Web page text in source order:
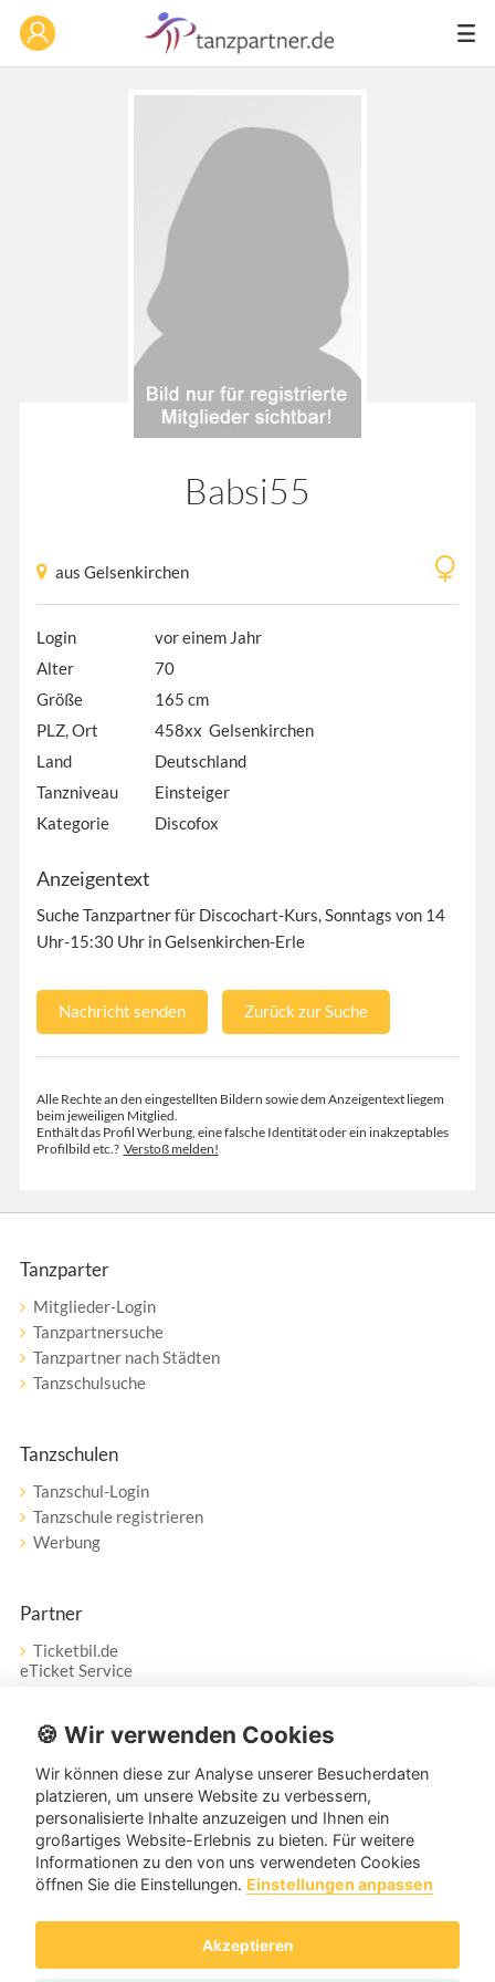
Babsi55
aus Gelsenkirchen
Login
vor einem Jahr
Alter
70
Größe
165 cm
PLZ, Ort
458xx Gelsenkirchen
Land
Deutschland
Tanzniveau
Einsteiger
Kategorie
Discofox
Anzeigentext
Suche Tanzpartner für Discochart-Kurs, Sonntags von 14
Uhr-15:30 Uhr in Gelsenkirchen-Erle
Nachricht senden Zurück zur Suche
Alle Rechte an den eingestellten Bildern sowie dem Anzeigentext liegem
beim jeweiligen Mitglied.
Enthält das Profil Werbung, eine falsche Identität oder ein inakzeptables
Profilbild etc.? Verstoß melden!
Tanzparter
Mitglieder-Login
Tanzpartnersuche
Tanzpartner nach Städten
Tanzschulsuche
Tanzschulen
Tanzschul-Login
Tanzschule registrieren
Werbung
Partner
Ticketbil.de
eTicket Service
Vertrag widerrufen
Service
Unser Tanzpartner-Service hilft Ihnen bei Fragen und
Anregungen gerne weiter!
🍪 Wir verwenden Cookies
Wir können diese zur Analyse unserer Besucherdaten
platzieren, um unsere Website zu verbessern,
personalisierte Inhalte anzuzeigen und Ihnen ein
großartiges Website-Erlebnis zu bieten. Für weitere
Informationen zu den von uns verwendeten Cookies
öffnen Sie die Einstellungen. Einstellungen anpassen
Akzeptieren